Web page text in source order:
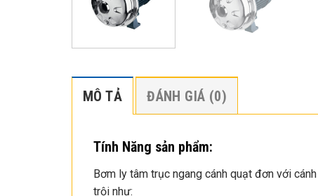
MÔ TẢ ĐÁNH GIÁ (0)
Tính Năng sản phẩm:
Bơm ly tâm trục ngang cánh quạt đơn với
trội như: